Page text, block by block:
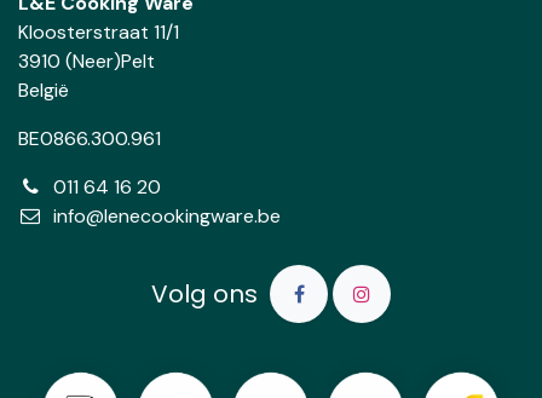
Kloosterstraat 11/1
3910 (Neer)Pelt
België
BE0866.300.961
011 64 16 20
info@lenecookingware.be
Volg ons